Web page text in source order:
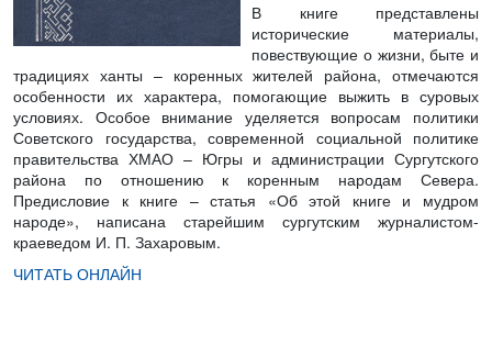
В книге представлены
исторические материалы,
повествующие о жизни, быте и
традициях ханты – коренных жителей района, отмечаются
особенности их характера, помогающие выжить в суровых
условиях. Особое внимание уделяется вопросам политики
Советского государства, современной социальной политике
правительства ХМАО – Югры и администрации Сургутского
района по отношению к коренным народам Севера.
Предисловие к книге – статья «Об этой книге и мудром
народе», написана старейшим сургутским журналистом-
краеведом И. П. Захаровым.
ЧИТАТЬ ОНЛАЙН